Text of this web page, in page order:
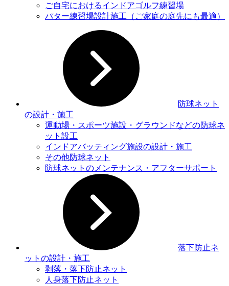
ご自宅におけるインドアゴルフ練習場
パター練習場設計施工（ご家庭の庭先にも最適）
防球ネット
の設計・施工
運動場・スポーツ施設・グラウンドなどの防球ネ
ット設⼯
インドアバッティング施設の設計・施工
その他防球ネット
防球ネットのメンテナンス・アフターサポート
落下防止ネ
ットの設計・施工
剥落・落下防止ネット
人身落下防止ネット